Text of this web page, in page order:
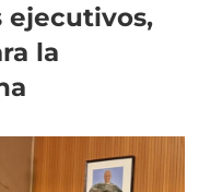
ejecutivos,
la